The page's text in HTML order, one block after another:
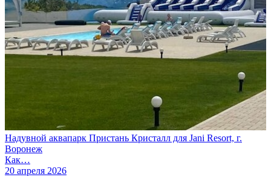
Надувной аквапарк Пристань Кристалл для Jani Resort, г.
Воронеж
Как…
20 апреля 2026